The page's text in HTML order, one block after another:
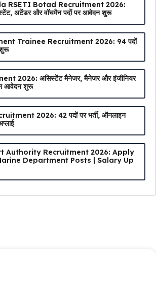
RSETI Botad Recruitment 2026:
अटेंडर और वॉचमैन पदों पर आवेदन शुरू
Trainee Recruitment 2026: 94 पदों
2026: असिस्टेंट मैनेजर, मैनेजर और इंजीनियर
आवेदन शुरू
2026: 42 पदों पर भर्ती, ऑनलाइन
Authority Recruitment 2026: Apply
Department Posts | Salary Up